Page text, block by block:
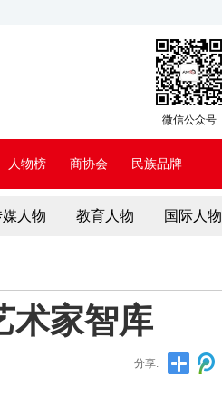
微信公众号
人物榜 商协会 民族品牌
人物 教育人物 国际人物
术家智库
分享: